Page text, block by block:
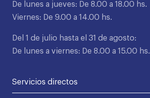
De lunes a jueves: De 8.00 a 18.00 hs.
Viernes: De 9.00 a 14.00 hs.
Del 1 de julio hasta el 31 de agosto:
De lunes a viernes: De 8.00 a 15.00 hs.
Servicios directos